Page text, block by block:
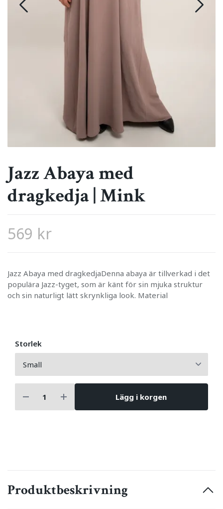
Jazz Abaya med
dragkedja | Mink
569 kr
Jazz Abaya med dragkedjaDenna abaya är tillverkad i det
populära Jazz-tyget, som är känt för sin mjuka struktur
och sin naturligt lätt skrynkliga look. Material
Storlek
Lägg i korgen
Produktbeskrivning